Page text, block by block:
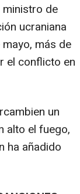
ministro de
ucraniana
más de
el conflicto en
un
alto el fuego,
ha añadido